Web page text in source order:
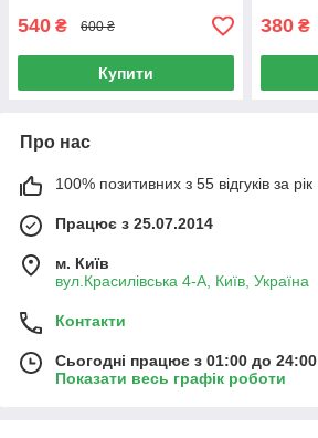
540 ₴ 600 ₴
Купити
380 ₴
Про нас
100% позитивних з 55 відгуків за рік
Працює з 25.07.2014
м. Київ
вул.Красилівська 4-А, Київ, Україна
Контакти
Сьогодні працює з 01:00 до 24:00
Показати весь графік роботи